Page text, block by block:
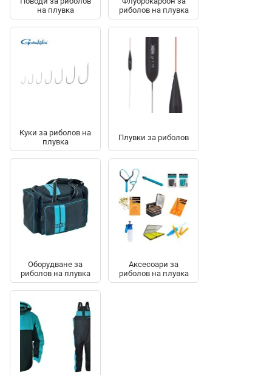
на плувка
риболов на плувка
Куки за риболов на
плувка
Плувки за риболов
Оборудване за
риболов на плувка
Аксесоари за
риболов на плувка